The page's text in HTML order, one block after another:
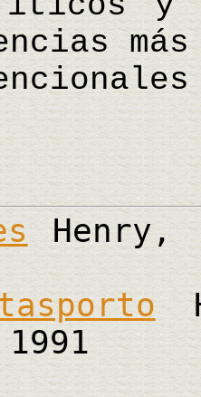
más
Henry,